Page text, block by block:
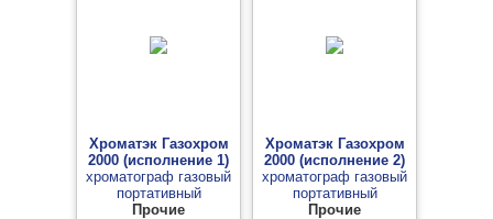
Хроматэк Газохром
2000 (исполнение 1)
хроматограф газовый
портативный
Прочие
Хроматэк Газохром
2000 (исполнение 2)
хроматограф газовый
портативный
Прочие